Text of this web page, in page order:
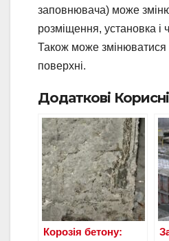
заповнювача) може
розміщення, установка і
Також може змінюватися
поверхні.
Додаткові
Корозія бетону: